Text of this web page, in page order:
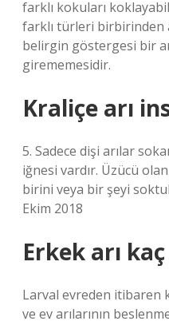
farklı kokuları
farklı türleri birbirinden
belirgin göstergesi bir
girememesidir.
Kraliçe arı
5. Sadece dişi arılar
iğnesi vardır. Üzücü
birini veya bir şeyi
Ekim 2018
Erkek arı
Larval evreden itibaren
ve ev arılarının